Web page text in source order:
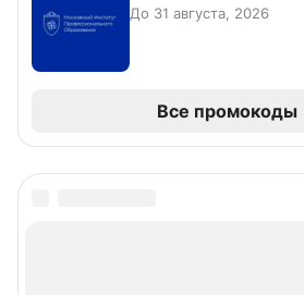
До 31 августа, 2026
Все промокоды